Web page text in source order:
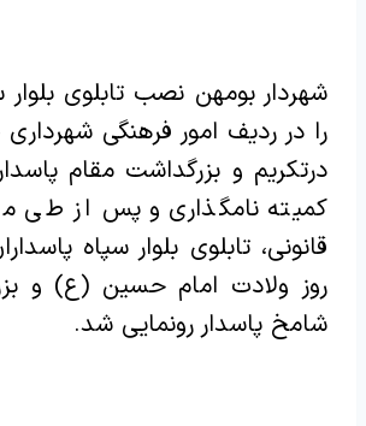
شهردار بومهن نصب تابلوی بلوار
را در ردیف امور فرهنگی
درتکریم و بزرگداشت مقام
کمیته نامگذاری و پس از طی
قانونی، تابلوی بلوار سپاه
روز ولادت امام حسین (ع) و
شامخ پاسدار رونمایی شد.